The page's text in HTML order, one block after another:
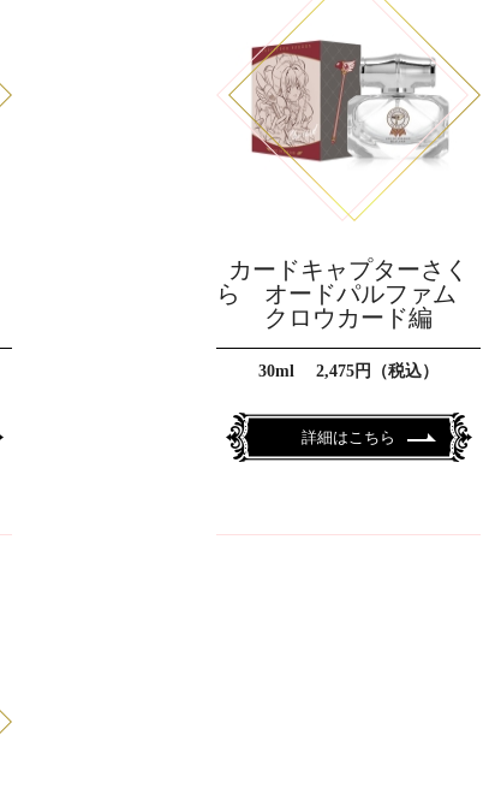
カードキャプターさく
ら オードパルファム
クロウカード編
30ml 2,475円（税込）
詳細はこちら